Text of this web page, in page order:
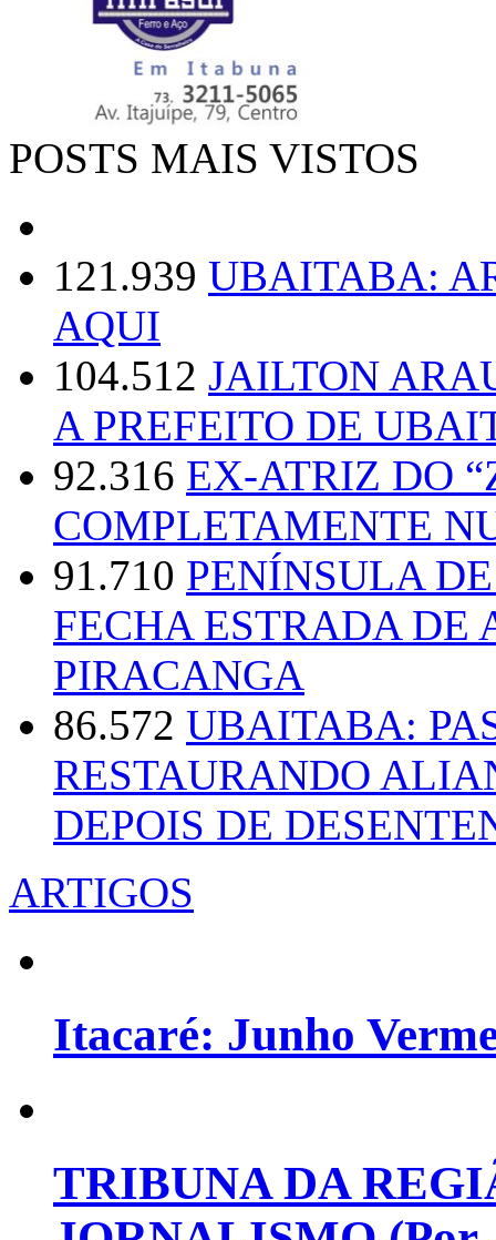
POSTS MAIS VISTOS
121.939 UBAITABA:
AQUI
104.512 JAILTON
A PREFEITO DE
92.316 EX-ATRIZ DO
COMPLETAMENTE
91.710 PENÍNSULA
FECHA ESTRADA DE
PIRACANGA
86.572 UBAITABA:
RESTAURANDO
DEPOIS DE
ARTIGOS
Itacaré: Junho
TRIBUNA DA